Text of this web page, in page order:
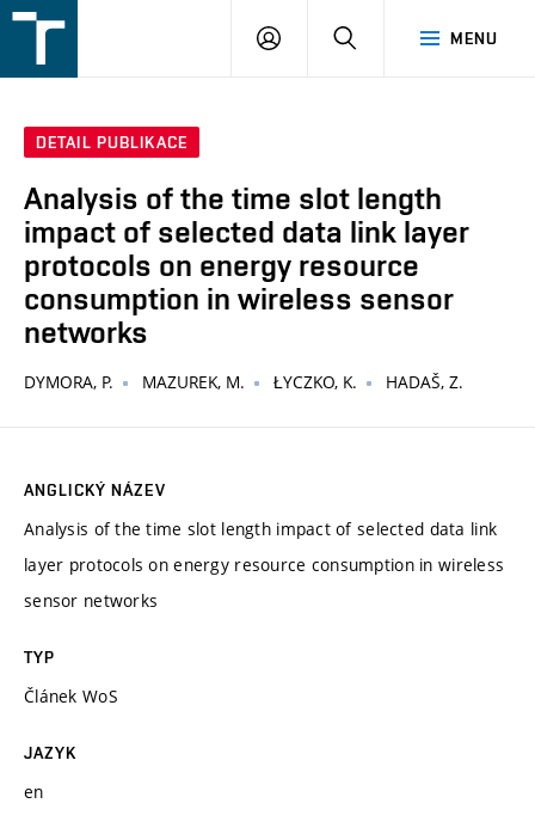
v
MENU
PŘIHLÁŠENÍ
DETAIL PUBLIKACE
Analysis of the time slot length
impact of selected data link layer
protocols on energy resource
consumption in wireless sensor
networks
DYMORA, P. MAZUREK, M. ŁYCZKO, K. HADAŠ, Z.
ANGLICKÝ NÁZEV
Analysis of the time slot length impact of selected data link
layer protocols on energy resource consumption in wireless
sensor networks
TYP
Článek WoS
JAZYK
en